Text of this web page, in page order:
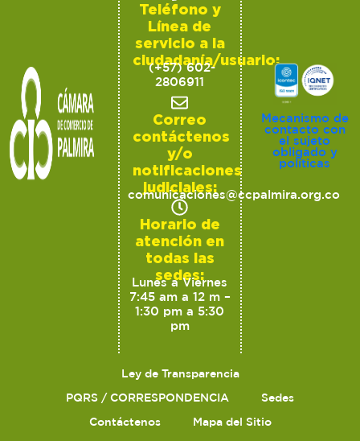
Teléfono y
Línea de
servicio a la
ciudadanía/usuario:
(+57) 602-
2806911
Correo
contáctenos
y/o
notificaciones
judiciales:
comunicaciones@ccpalmira.org.co
Horario de
atención en
todas las
sedes:
Lunes a Viernes
7:45 am a 12 m –
1:30 pm a 5:30
pm
Mecanismo de
contacto con
el sujeto
obligado y
políticas
Ley de Transparencia
PQRS / CORRESPONDENCIA
Sedes
Contáctenos
Mapa del Sitio